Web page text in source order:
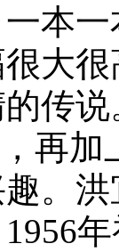
本
大
传说
再
。